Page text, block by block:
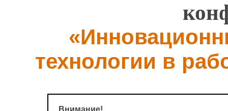
технологии в
Внимание!